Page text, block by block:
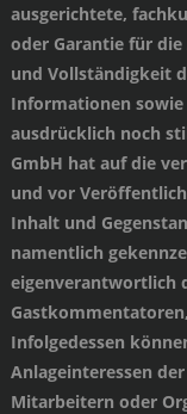
ausgerichtete,
oder Garantie für
und Vollständigkeit
Informationen
ausdrücklich noch
GmbH hat auf die
und vor
Inhalt und
namentlich
eigenverantwortlich
Infolgedessen
Anlageinteressen
Mitarbeitern oder